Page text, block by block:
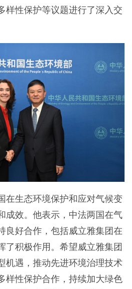
样性保护等议题进行了深入交
生态环境保护和应对气候变
成效。他表示，中法两国在气
良好合作，包括威立雅集团在
了积极作用。希望威立雅集团
机遇，推动先进环境治理技术
样性保护合作，持续加大绿色